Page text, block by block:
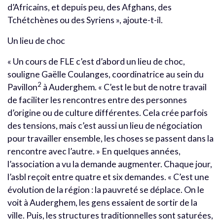
d’Africains, et depuis peu, des Afghans, des
Tchétchènes ou des Syriens », ajoute-t-il.
Un lieu de choc
« Un cours de FLE c’est d’abord un lieu de choc,
souligne Gaëlle Coulanges, coordinatrice au sein du
Pavillon2 à Auderghem. « C’est le but de notre travail
de faciliter les rencontres entre des personnes
d’origine ou de culture différentes. Cela crée parfois
des tensions, mais c’est aussi un lieu de négociation
pour travailler ensemble, les choses se passent dans la
rencontre avec l’autre. » En quelques années,
l’association a vu la demande augmenter. Chaque jour,
l’asbl reçoit entre quatre et six demandes. « C’est une
évolution de la région : la pauvreté se déplace. On le
voit à Auderghem, les gens essaient de sortir de la
ville. Puis, les structures traditionnelles sont saturées,